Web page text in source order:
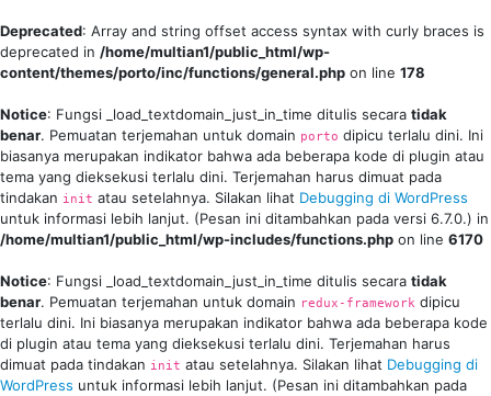
Deprecated: Array and string offset access syntax with curly braces is
deprecated in /home/multian1/public_html/wp-
content/themes/porto/inc/functions/general.php on line 178
Notice: Fungsi _load_textdomain_just_in_time ditulis secara tidak
benar. Pemuatan terjemahan untuk domain porto dipicu terlalu dini. Ini
biasanya merupakan indikator bahwa ada beberapa kode di plugin atau
tema yang dieksekusi terlalu dini. Terjemahan harus dimuat pada
tindakan init atau setelahnya. Silakan lihat Debugging di WordPress
untuk informasi lebih lanjut. (Pesan ini ditambahkan pada versi 6.7.0.) in
/home/multian1/public_html/wp-includes/functions.php on line 6170
Notice: Fungsi _load_textdomain_just_in_time ditulis secara tidak
benar. Pemuatan terjemahan untuk domain redux-framework dipicu
terlalu dini. Ini biasanya merupakan indikator bahwa ada beberapa kode
di plugin atau tema yang dieksekusi terlalu dini. Terjemahan harus
dimuat pada tindakan init atau setelahnya. Silakan lihat Debugging di
WordPress untuk informasi lebih lanjut. (Pesan ini ditambahkan pada